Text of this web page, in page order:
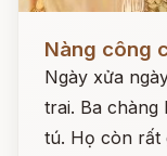
Nàng công
Ngày xửa
trai. Ba chàng
tú. Họ còn rất